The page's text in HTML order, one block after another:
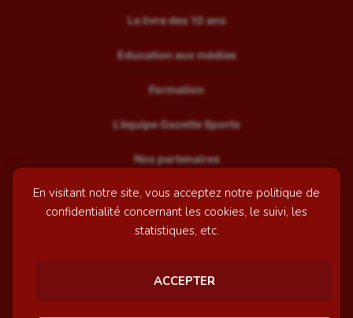
En visitant notre site, vous acceptez notre politique de
confidentialité concernant les cookies, le suivi, les
statistiques, etc.
ACCEPTER
Le livre des 10 ans
Education aux médias
Formation
L’équipe Gazette Sports
Nos partenaires
Recrutement
Mentions légales